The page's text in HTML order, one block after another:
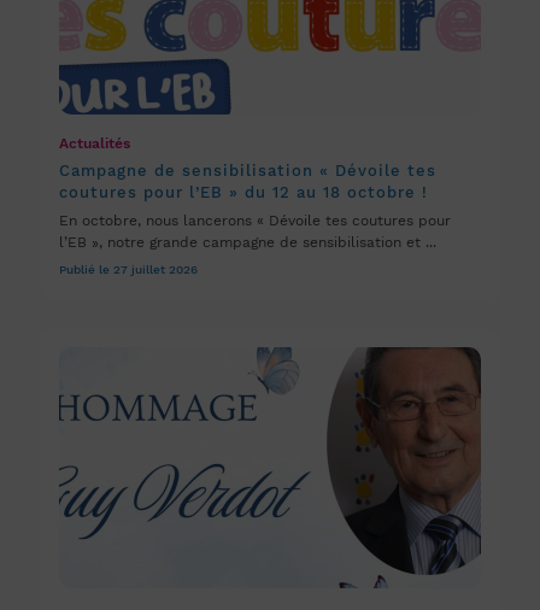
Actualités
Campagne de sensibilisation « Dévoile tes
coutures pour l’EB » du 12 au 18 octobre !
En octobre, nous lancerons « Dévoile tes coutures pour
l’EB », notre grande campagne de sensibilisation et ...
Publié le 27 juillet 2026